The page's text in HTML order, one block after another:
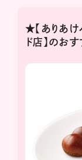
★【ありあけ
ド店】のお